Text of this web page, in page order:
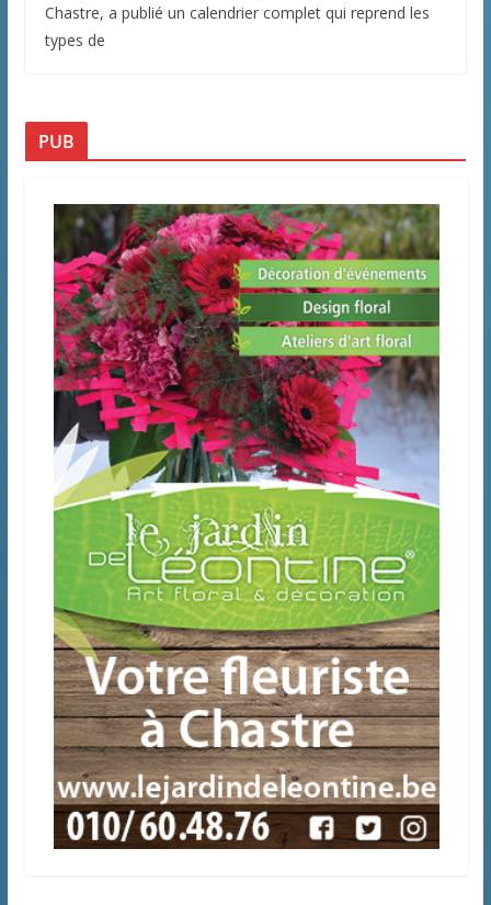
Chastre, a publié un calendrier complet qui reprend les
types de
PUB